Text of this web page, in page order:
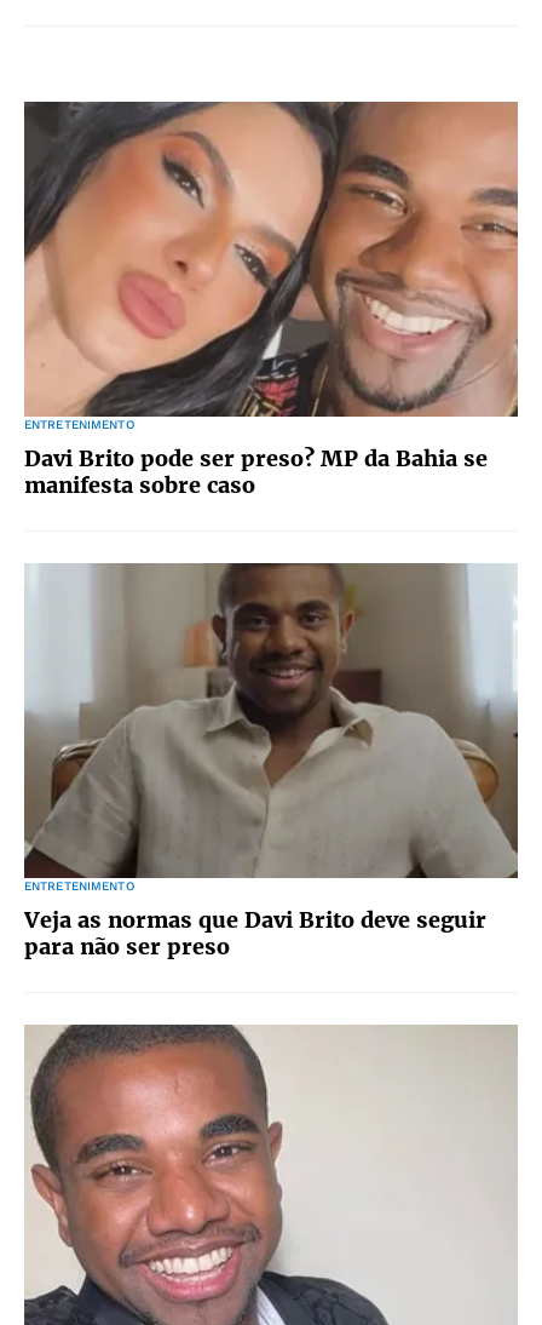
ENTRETENIMENTO
Davi Brito pode ser preso? MP da Bahia se
manifesta sobre caso
ENTRETENIMENTO
Veja as normas que Davi Brito deve seguir
para não ser preso